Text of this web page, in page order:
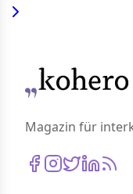
Magazin für